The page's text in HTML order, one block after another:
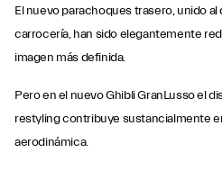
El nuevo parachoques trasero, unido
carrocería, han sido elegantemente
imagen más definida.
Pero en el nuevo Ghibli GranLusso el
restyling contribuye sustancialmente
aerodinámica.